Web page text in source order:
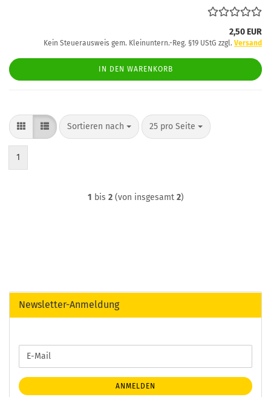
2,50 EUR
Kein Steuerausweis gem. Kleinuntern.-Reg. §19 UStG zzgl. Versand
IN DEN WARENKORB
Sortieren nach
Sortieren nach 25 pro Seite
pro Seite
1
1 bis 2(von insgesamt 2)
Newsletter-Anmeldung
ZUR
ANMELDUNG
E-
Mail
ANMELDEN